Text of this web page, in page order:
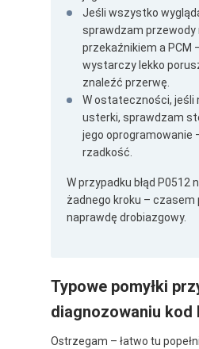
Jeśli wszystko
sprawdzam przewody
przekaźnikiem a PCM
wystarczy lekko
znaleźć przerwę.
W ostateczności, jeśli
usterki, sprawdzam
jego oprogramowanie
rzadkość.
W przypadku błąd P0512
żadnego kroku – czasem
naprawdę drobiazgowy.
Typowe pomyłki
diagnozowaniu kod
Ostrzegam – łatwo tu